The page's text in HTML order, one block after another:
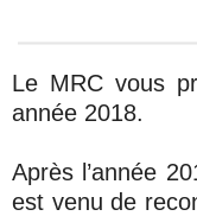
Le MRC vous
année 2018.
Après l’année
est venu de